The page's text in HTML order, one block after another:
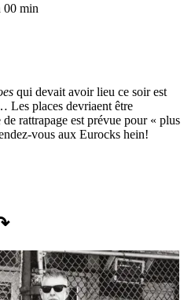
00 min
qui devait avoir lieu ce soir est
Les places devriaent être
rattrapage est prévue pour « plus
vous aux Eurocks hein!